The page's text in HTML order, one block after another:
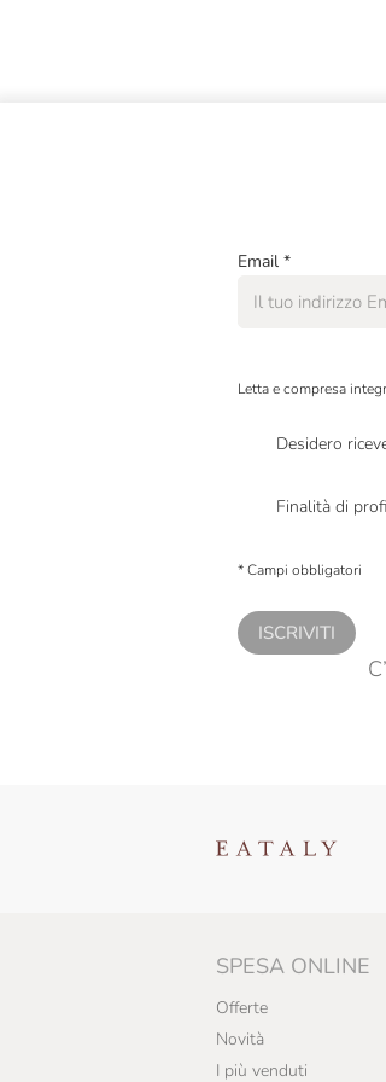
Giovanni
Invernizzi Si
L'Arcolaio
La Nicchia
La Panetteria
Madama Oliva
Magno Food
Email *
Letta e compresa
Desidero
Finalità di
* Campi obbligatori
ISCRIVITI
SPESA ONLINE
Offerte
Novità
I più venduti